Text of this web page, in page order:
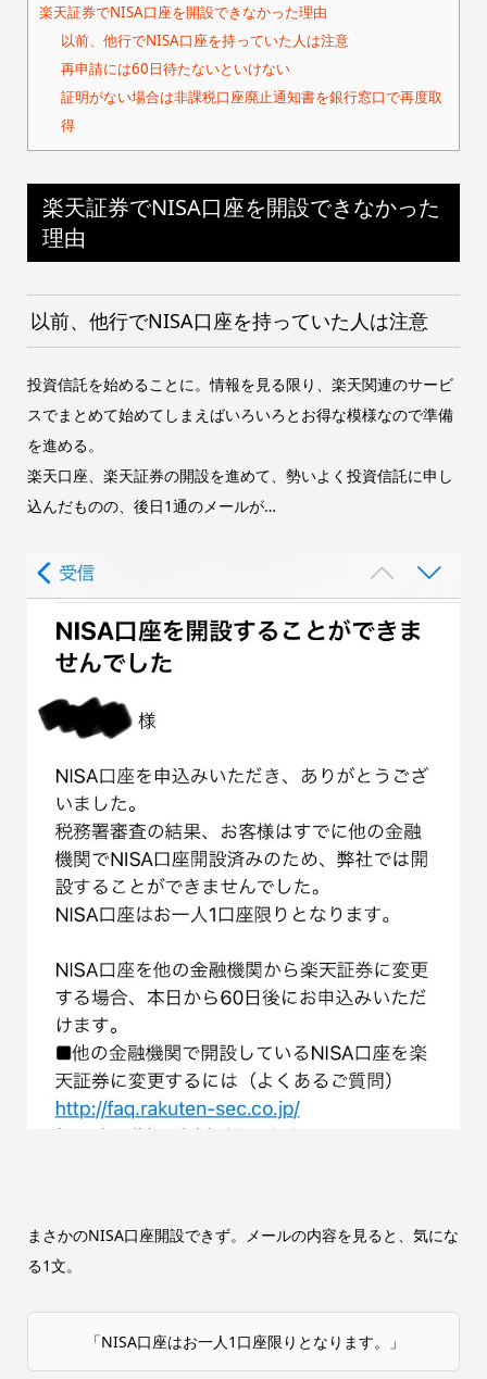
楽天証券でNISA口座を開設できなかった理由
以前、他行でNISA口座を持っていた人は注意
再申請には60日待たないといけない
証明がない場合は非課税口座廃止通知書を銀行窓口で再度取
得
楽天証券でNISA口座を開設できなかった
理由
以前、他行でNISA口座を持っていた人は注意
投資信託を始めることに。情報を見る限り、楽天関連のサービ
スでまとめて始めてしまえばいろいろとお得な模様なので準備
を進める。
楽天口座、楽天証券の開設を進めて、勢いよく投資信託に申し
込んだものの、後日1通のメールが…
まさかのNISA口座開設できず。メールの内容を見ると、気にな
る1文。
「NISA口座はお一人1口座限りとなります。」